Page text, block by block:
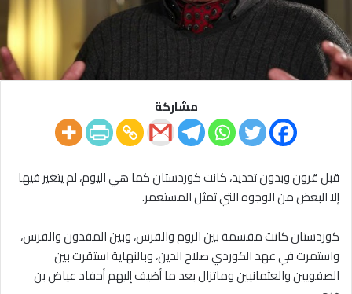
مشاركة
قبل قرون وبدون تحديد، كانت كوردستان كما هي اليوم، لم يتغير فيها
إلا البعض من الوجوه التي تمثل المستعمر.
كوردستان كانت مقسمة بين الروم والفرس، وبين المقدون والفرس،
واستمرت في عهد الكوردي صلاح الدين، وبالنهاية استقرت بين
الصفويين والعثمانيين وماتزال بعد ما أضيف إليهم أحفاد عياض بن